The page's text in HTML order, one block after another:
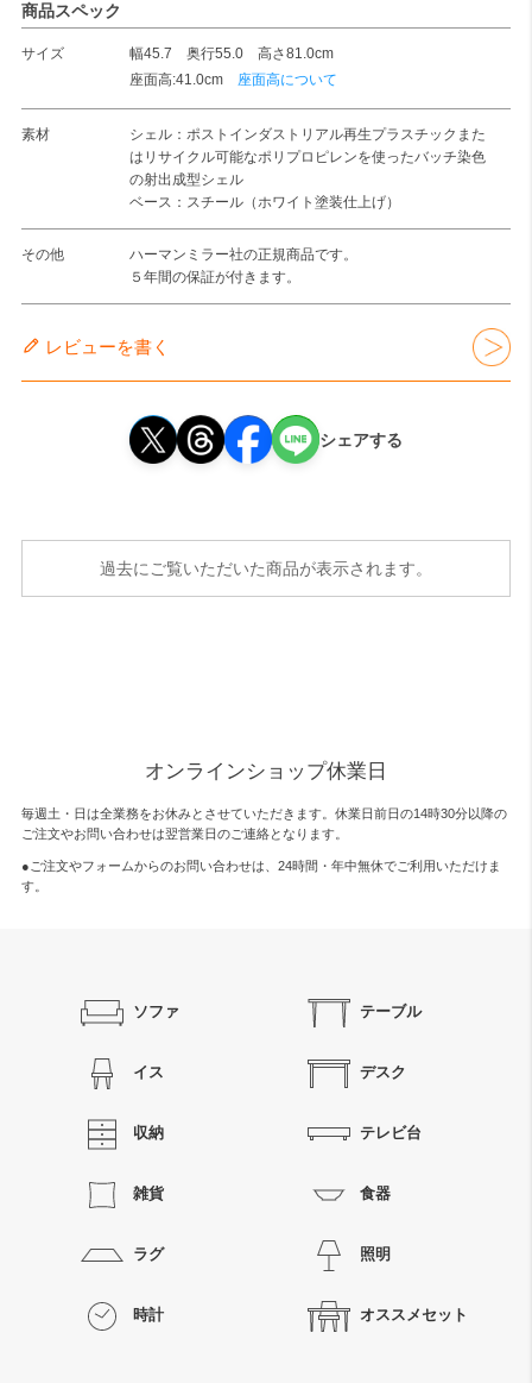
商品スペック
サイズ
幅45.7 奥行55.0 高さ81.0cm
座面高:41.0cm 座面高について
素材
シェル：ポストインダストリアル再生プラスチックまた
はリサイクル可能なポリプロピレンを使ったバッチ染色
の射出成型シェル
ベース：スチール（ホワイト塗装仕上げ）
その他
ハーマンミラー社の正規商品です。
５年間の保証が付きます。
レビューを書く
シェアする
過去にご覧いただいた商品が表示されます。
オンラインショップ休業日
毎週土・日は全業務をお休みとさせていただきます。休業日前日の14時30分以降の
ご注文やお問い合わせは翌営業日のご連絡となります。
●ご注文やフォームからのお問い合わせは、 24時間・年中無休でご利用いただけま
す。
ソファ テーブル
イス デスク
収納 テレビ台
雑貨 食器
ラグ 照明
時計 オススメセット